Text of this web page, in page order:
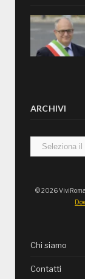
ARCHIVI
Archivi
© 2026
Chi siamo
Contatti